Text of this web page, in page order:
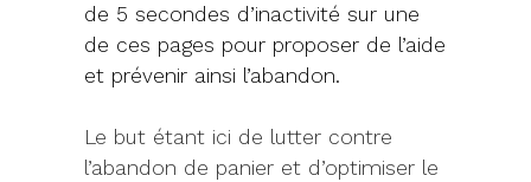
de 5 secondes d’inactivité sur une
de ces pages pour proposer de l’aide
et prévenir ainsi l’abandon.
Le but étant ici de lutter contre
l’abandon de panier et d’optimiser le